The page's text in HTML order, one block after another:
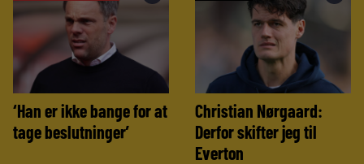
‘Han er ikke bange for at
tage beslutninger’
Christian Nørgaard:
Derfor skifter jeg til
Everton